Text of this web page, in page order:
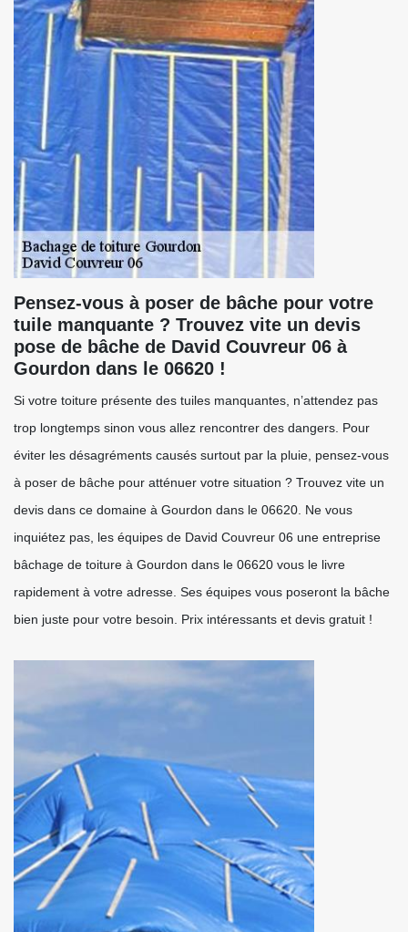
Pensez-vous à poser de bâche pour votre
tuile manquante ? Trouvez vite un devis
pose de bâche de David Couvreur 06 à
Gourdon dans le 06620 !
Si votre toiture présente des tuiles manquantes, n’attendez pas
trop longtemps sinon vous allez rencontrer des dangers. Pour
éviter les désagréments causés surtout par la pluie, pensez-vous
à poser de bâche pour atténuer votre situation ? Trouvez vite un
devis dans ce domaine à Gourdon dans le 06620. Ne vous
inquiétez pas, les équipes de David Couvreur 06 une entreprise
bâchage de toiture à Gourdon dans le 06620 vous le livre
rapidement à votre adresse. Ses équipes vous poseront la bâche
bien juste pour votre besoin. Prix intéressants et devis gratuit !